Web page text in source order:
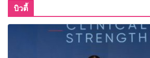
บิวตี้